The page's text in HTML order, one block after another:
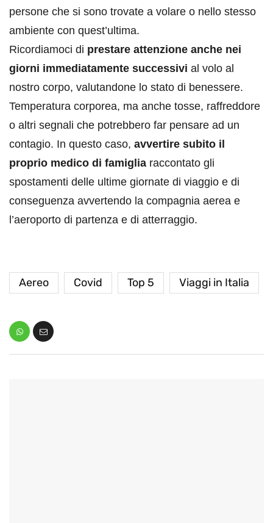
persone che si sono trovate a volare o nello stesso
ambiente con quest’ultima.
Ricordiamoci di prestare attenzione anche nei
giorni immediatamente successivi al volo al
nostro corpo, valutandone lo stato di benessere.
Temperatura corporea, ma anche tosse, raffreddore
o altri segnali che potrebbero far pensare ad un
contagio. In questo caso, avvertire subito il
proprio medico di famiglia raccontato gli
spostamenti delle ultime giornate di viaggio e di
conseguenza avvertendo la compagnia aerea e
l’aeroporto di partenza e di atterraggio.
Aereo Covid Top 5 Viaggi in Italia